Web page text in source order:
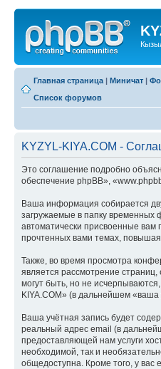
Главная страница | Миничат |
Список форумов
KYZYL-KIYA.COM -
Это соглашение подробно
обеспечение phpBB»,
Ваша информация собирается
загружаемые в папку временных
автоматически присвоенные
прочтенных вами темах,
Также, во время просмотра
является рассмотрение
могут быть, но не
KIYA.COM» (в дальнейшем
Ваша учётная запись будет
реальный адрес email (в
предоставляющей нам услуги
необходимой, так и
общедоступна. Кроме того, у вас